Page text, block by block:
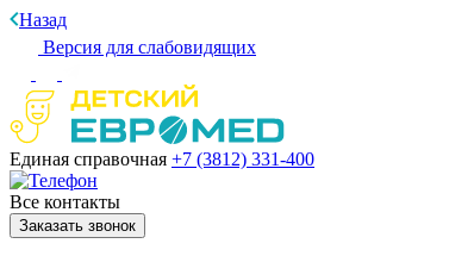
Назад
Версия для слабовидящих
Единая справочная +7 (3812) 331-400
Все контакты
Заказать звонок